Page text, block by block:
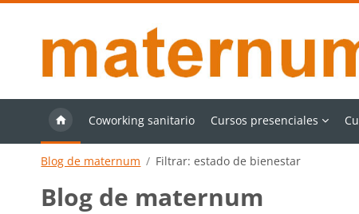
Coworking sanitario Cursos presenciales
Blog de maternum Filtrar: estado de bienestar
Blog de maternum